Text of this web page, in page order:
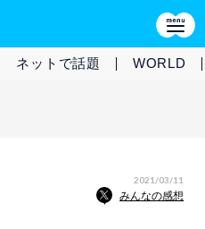
ネットで話題 WORLD
2021/03/11
みんなの感想